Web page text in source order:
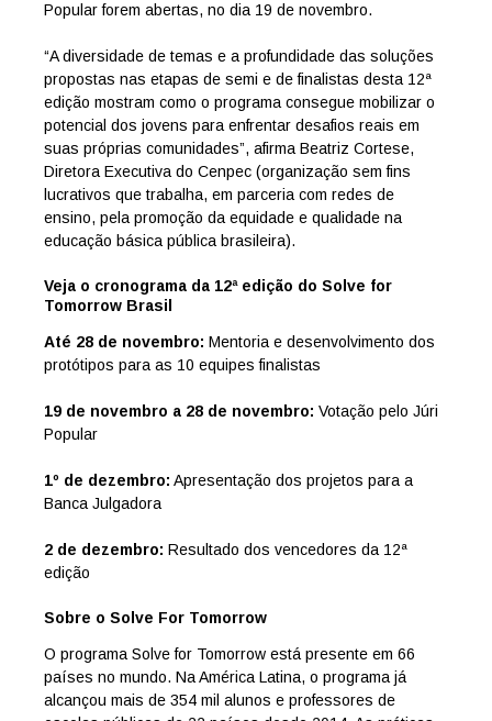
Popular forem abertas, no dia 19 de novembro.
“A diversidade de temas e a profundidade das soluções
propostas nas etapas de semi e de finalistas desta 12ª
edição mostram como o programa consegue mobilizar o
potencial dos jovens para enfrentar desafios reais em
suas próprias comunidades”, afirma Beatriz Cortese,
Diretora Executiva do Cenpec (organização sem fins
lucrativos que trabalha, em parceria com redes de
ensino, pela promoção da equidade e qualidade na
educação básica pública brasileira).
Veja o cronograma da 12ª edição do Solve for
Tomorrow Brasil
Até 28 de novembro: Mentoria e desenvolvimento dos
protótipos para as 10 equipes finalistas
19 de novembro a 28 de novembro: Votação pelo Júri
Popular
1º de dezembro: Apresentação dos projetos para a
Banca Julgadora
2 de dezembro: Resultado dos vencedores da 12ª
edição
Sobre o Solve For Tomorrow
O programa Solve for Tomorrow está presente em 66
países no mundo. Na América Latina, o programa já
alcançou mais de 354 mil alunos e professores de